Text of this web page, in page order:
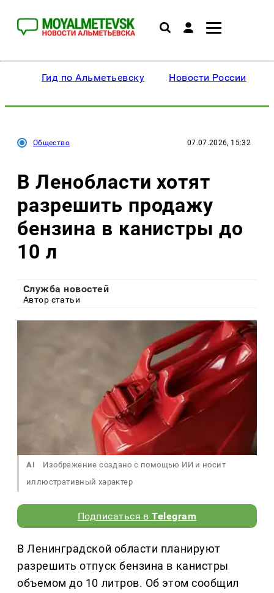
Гид по Альметьевску Новости России
Общество 07.07.2026, 15:32
В Ленобласти хотят
разрешить продажу
бензина в канистры до
10 л
Служба новостей
Автор статьи
AI
Изображение создано с помощью ИИ и носит
иллюстративный характер
Подписаться вTelegram
В Ленинградской области планируют
разрешить отпуск бензина в канистры
объемом до 10 литров. Об этом сообщил